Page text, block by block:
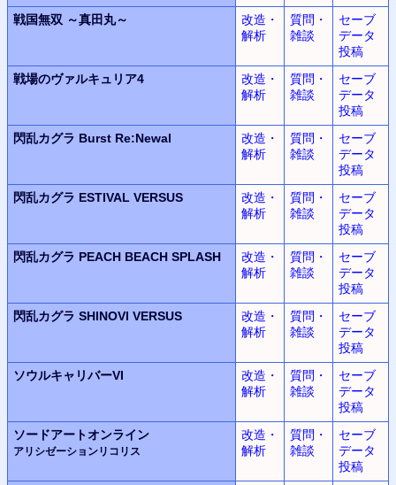
戦国無双 ～真田丸～
改造・
解析
質問・
雑談
セーブ
データ
投稿
戦場のヴァルキュリア4
改造・
解析
質問・
雑談
セーブ
データ
投稿
閃乱カグラ Burst Re:Newal
改造・
解析
質問・
雑談
セーブ
データ
投稿
閃乱カグラ ESTIVAL VERSUS
改造・
解析
質問・
雑談
セーブ
データ
投稿
閃乱カグラ PEACH BEACH SPLASH
改造・
解析
質問・
雑談
セーブ
データ
投稿
閃乱カグラ SHINOVI VERSUS
改造・
解析
質問・
雑談
セーブ
データ
投稿
ソウルキャリバーVI
改造・
解析
質問・
雑談
セーブ
データ
投稿
ソードアートオンライン
アリシゼーションリコリス
改造・
解析
質問・
雑談
セーブ
データ
投稿